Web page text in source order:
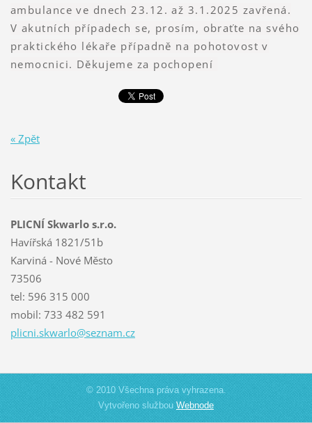
ambulance ve dnech 23.12. až 3.1.2025 zavřená.
V akutních případech se, prosím, obraťte na svého
praktického lékaře případně na pohotovost v
nemocnici. Děkujeme za pochopení
« Zpět
Kontakt
PLICNÍ Skwarlo s.r.o.
Havířská 1821/51b
Karviná - Nové Město
73506
tel: 596 315 000
mobil: 733 482 591
plicni.skwarlo@seznam.cz
© 2010 Všechna práva vyhrazena.
Vytvořeno službouWebnode